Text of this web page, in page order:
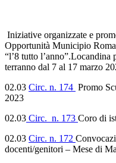
Iniziative organizzate e
Opportunità Municipio
“l’8 tutto l’anno”.Locandina
terranno dal 7 al 17 marzo
02.03 Circ. n. 174 Promo
2023
02.03 Circ. n. 173 Coro di
02.03 Circ. n. 172
docenti/genitori – Mese di